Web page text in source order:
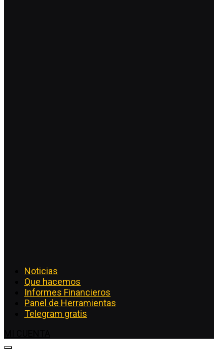
Noticias
Que hacemos
Informes Financieros
Panel de Herramientas
Telegram gratis